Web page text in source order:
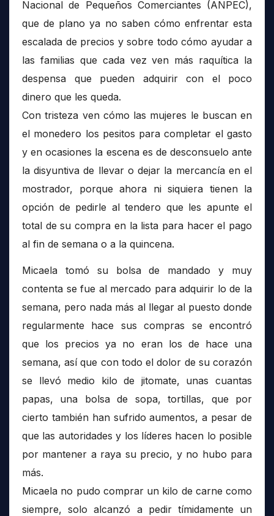
Nacional de Pequeños Comerciantes (ANPEC),
que de plano ya no saben cómo enfrentar esta
escalada de precios y sobre todo cómo ayudar a
las familias que cada vez ven más raquítica la
despensa que pueden adquirir con el poco
dinero que les queda.
Con tristeza ven cómo las mujeres le buscan en
el monedero los pesitos para completar el gasto
y en ocasiones la escena es de desconsuelo ante
la disyuntiva de llevar o dejar la mercancía en el
mostrador, porque ahora ni siquiera tienen la
opción de pedirle al tendero que les apunte el
total de su compra en la lista para hacer el pago
al fin de semana o a la quincena.
Micaela tomó su bolsa de mandado y muy
contenta se fue al mercado para adquirir lo de la
semana, pero nada más al llegar al puesto donde
regularmente hace sus compras se encontró
que los precios ya no eran los de hace una
semana, así que con todo el dolor de su corazón
se llevó medio kilo de jitomate, unas cuantas
papas, una bolsa de sopa, tortillas, que por
cierto también han sufrido aumentos, a pesar de
que las autoridades y los líderes hacen lo posible
por mantener a raya su precio, y no hubo para
más.
Micaela no pudo comprar un kilo de carne como
siempre, solo alcanzó a pedir tímidamente un